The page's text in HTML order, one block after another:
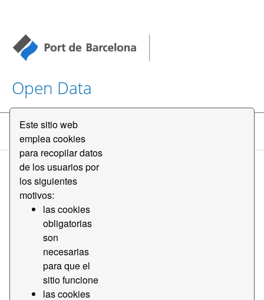
Este sitio web
emplea cookies
para recopilar datos
de los usuarios por
los siguientes
motivos:
las cookies
obligatorias
son
necesarias
para que el
sitio funcione
las cookies
Open Data
Conjuntos de datos
Ordenar por
1 conjunto de datos encontrado
Grupos: operativa-portuaria